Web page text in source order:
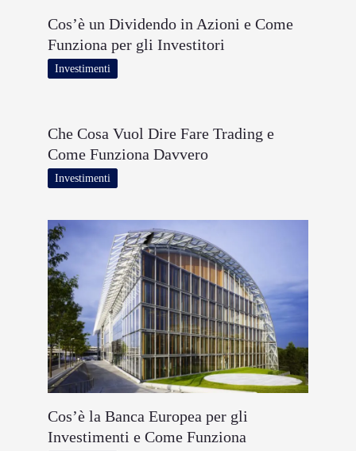
Cos’è un Dividendo in Azioni e Come
Funziona per gli Investitori
Investimenti
Che Cosa Vuol Dire Fare Trading e
Come Funziona Davvero
Investimenti
Cos’è la Banca Europea per gli
Investimenti e Come Funziona